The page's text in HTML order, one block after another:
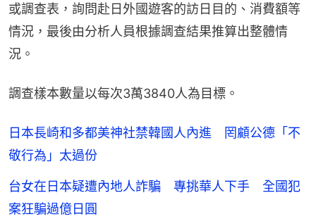
或調查表，詢問赴日外國遊客的訪日目的、消費額等
情況，最後由分析人員根據調查結果推算出整體情
況。
調查樣本數量以每次3萬3840人為目標。
日本長崎和多都美神社禁韓國人內進 罔顧公德「不
敬行為」太過份
台女在日本疑遭內地人詐騙 專挑華人下手 全國犯
案狂騙過億日圓